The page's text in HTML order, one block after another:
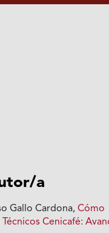
a
Gallo Cardona,Cómo
Técnicos Cenicafé: